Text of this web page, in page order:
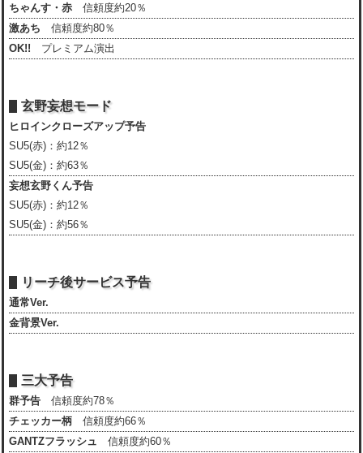
ちゃんす・赤 信頼度約20％
激あち 信頼度約80％
OK!! プレミアム演出
玄野妄想モード
ヒロインクローズアップ予告
SU5(赤)：約12％
SU5(金)：約63％
妄想玄野くん予告
SU5(赤)：約12％
SU5(金)：約56％
リーチ後サービス予告
通常Ver.
金背景Ver.
三大予告
群予告 信頼度約78％
チェッカー柄 信頼度約66％
GANTZフラッシュ
信頼度約60％